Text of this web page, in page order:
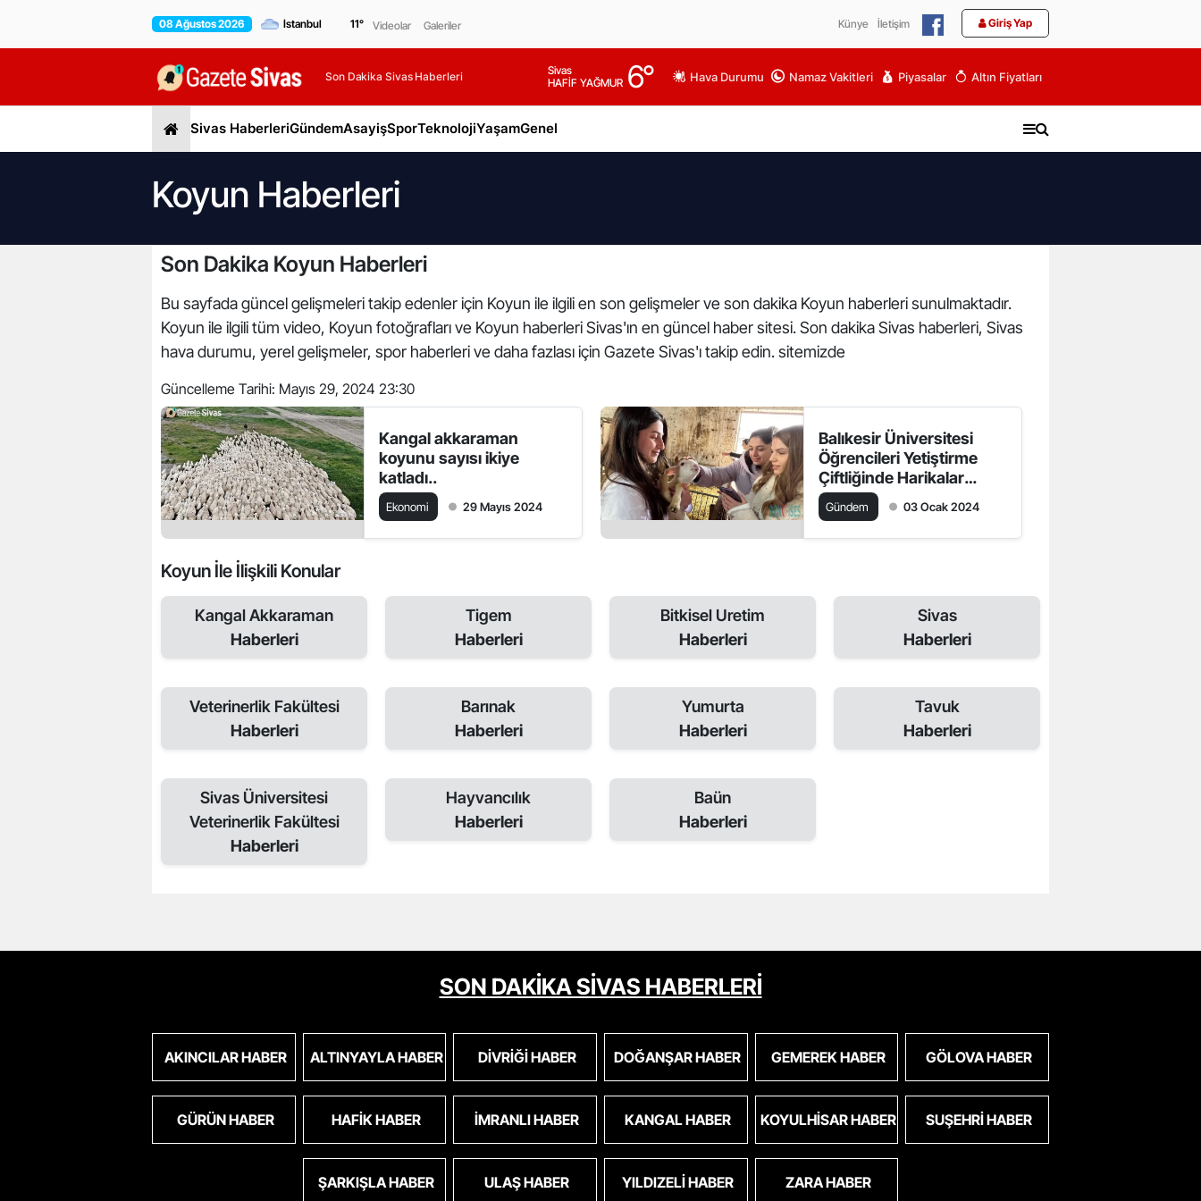
08 Ağustos 2026 11° Videolar Galeriler Künye İletişim Giriş Yap
Son Dakika Sivas Haberleri
Sivas
HAFİF YAĞMUR 6° Hava Durumu Namaz Vakitleri Piyasalar Altın Fiyatları
Sivas HaberleriGündemAsayişSporTeknolojiYaşamGenel
Koyun Haberleri
Son Dakika Koyun Haberleri
Bu sayfada güncel gelişmeleri takip edenler için Koyun ile ilgili en son gelişmeler ve son dakika Koyun haberleri sunulmaktadır.
Koyun ile ilgili tüm video, Koyun fotoğrafları ve Koyun haberleri Sivas'ın en güncel haber sitesi. Son dakika Sivas haberleri, Sivas
hava durumu, yerel gelişmeler, spor haberleri ve daha fazlası için Gazete Sivas'ı takip edin. sitemizde
Güncelleme Tarihi: Mayıs 29, 2024 23:30
Kangal akkaraman
koyunu sayısı ikiye
katladı..
Ekonomi 29 Mayıs 2024
Balıkesir Üniversitesi
Öğrencileri Yetiştirme
Çiftliğinde Harikalar
Yaratıyor
Gündem 03 Ocak 2024
Koyun İle İlişkili Konular
Kangal Akkaraman
Haberleri
Tigem
Haberleri
Bitkisel Uretim
Haberleri
Sivas
Haberleri
Veterinerlik Fakültesi
Haberleri
Barınak
Haberleri
Yumurta
Haberleri
Tavuk
Haberleri
Sivas Üniversitesi
Veterinerlik Fakültesi
Haberleri
Hayvancılık
Haberleri
Baün
Haberleri
SON DAKİKA SİVAS HABERLERİ
AKINCILAR HABER ALTINYAYLA HABER DIVRIĞI HABER DOĞANŞAR HABER GEMEREK HABER GÖLOVA HABER
GÜRÜN HABER HAFIK HABER İMRANLI HABER KANGAL HABER KOYULHISAR HABER SUŞEHRI HABER
ŞARKIŞLA HABER ULAŞ HABER YILDIZELI HABER ZARA HABER